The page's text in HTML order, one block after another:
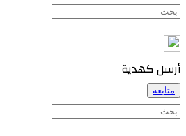
أرسل كهدية
متابعة